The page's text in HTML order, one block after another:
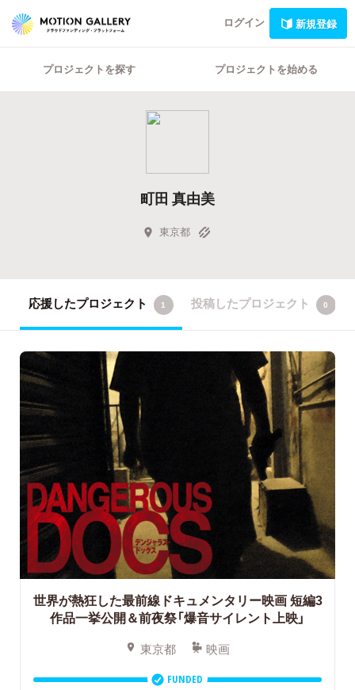
ログイン 新規登録
プロジェクトを探す プロジェクトを始める
町田 真由美
東京都
応援したプロジェクト 1 投稿したプロジェクト 0
世界が熱狂した最前線ドキュメンタリー映画 短編3
作品一挙公開＆前夜祭「爆音サイレント上映」
東京都 映画
FUNDED